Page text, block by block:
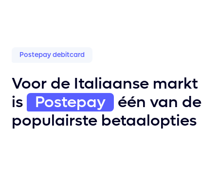
Postepay debitcard
Voor de Italiaanse markt
is
Postepay
één van de
populairste betaalopties